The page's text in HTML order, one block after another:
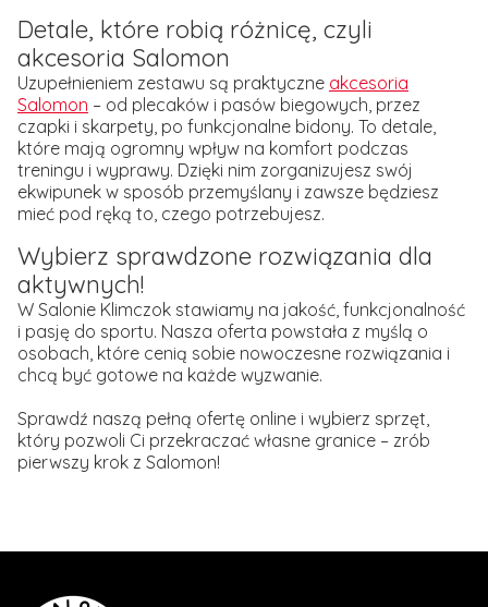
Detale, które robią różnicę, czyli
akcesoria Salomon
Uzupełnieniem zestawu są praktyczne akcesoria
Salomon – od plecaków i pasów biegowych, przez
czapki i skarpety, po funkcjonalne bidony. To detale,
które mają ogromny wpływ na komfort podczas
treningu i wyprawy. Dzięki nim zorganizujesz swój
ekwipunek w sposób przemyślany i zawsze będziesz
mieć pod ręką to, czego potrzebujesz.
Wybierz sprawdzone rozwiązania dla
aktywnych!
W Salonie Klimczok stawiamy na jakość, funkcjonalność
i pasję do sportu. Nasza oferta powstała z myślą o
osobach, które cenią sobie nowoczesne rozwiązania i
chcą być gotowe na każde wyzwanie.
Sprawdź naszą pełną ofertę online i wybierz sprzęt,
który pozwoli Ci przekraczać własne granice – zrób
pierwszy krok z Salomon!